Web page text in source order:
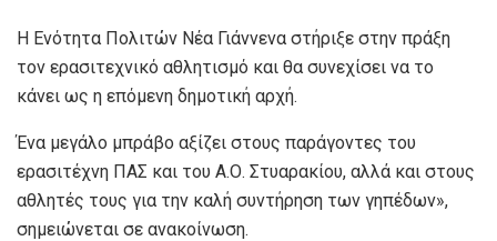
Η Ενότητα Πολιτών Νέα Γιάννενα στήριξε στην πράξη
τον ερασιτεχνικό αθλητισμό και θα συνεχίσει να το
κάνει ως η επόμενη δημοτική αρχή.
Ένα μεγάλο μπράβο αξίζει στους παράγοντες του
ερασιτέχνη ΠΑΣ και του Α.Ο. Στυαρακίου, αλλά και στους
αθλητές τους για την καλή συντήρηση των γηπέδων»,
σημειώνεται σε ανακοίνωση.